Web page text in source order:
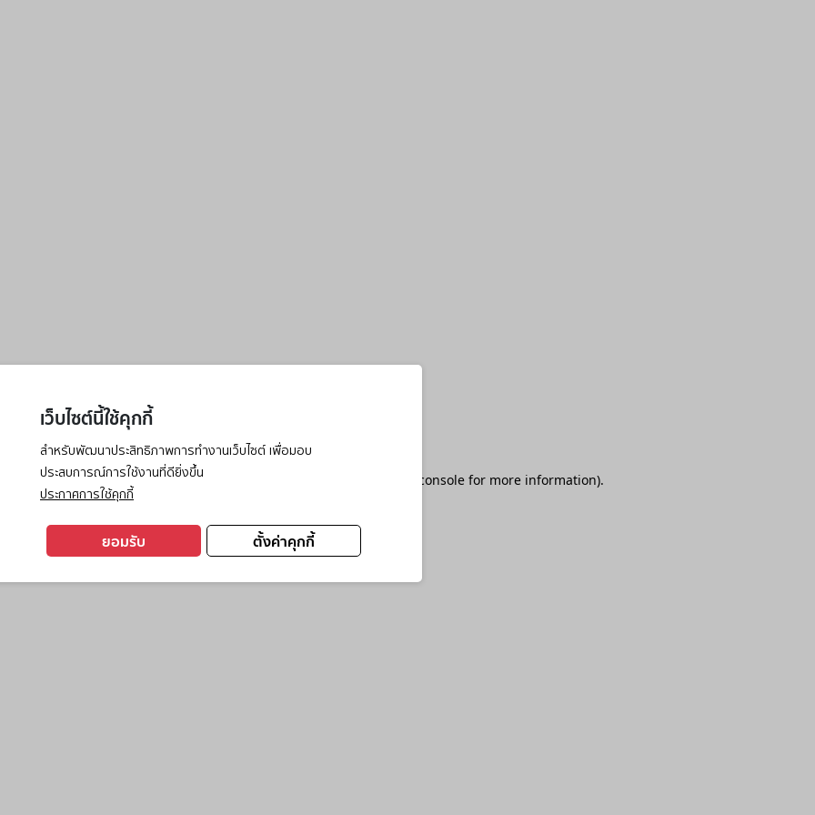
เว็บไซต์นี้ใช้คุกกี้
สำหรับพัฒนาประสิทธิภาพการทำงานเว็บไซต์ เพื่อมอบ
ประสบการณ์การใช้งานที่ดียิ่งขึ้น
ประกาศการใช้คุกกี้
ตั้งค่าคุกกี้
ยอมรับ
has occurred while loading browser console for more information).